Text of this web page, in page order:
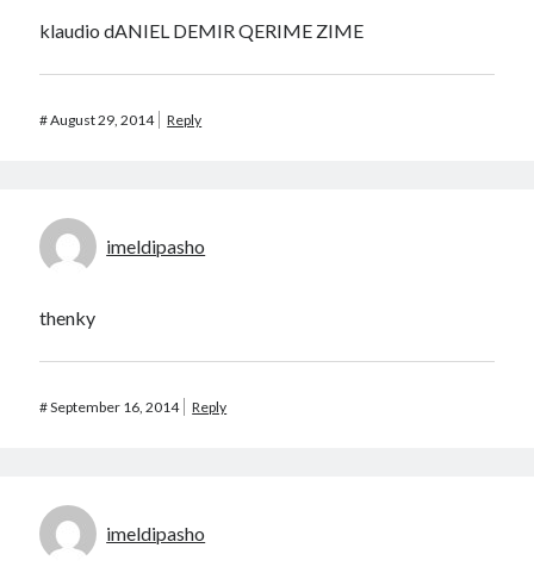
klaudio dANIEL DEMIR QERIME ZIME
#August 29, 2014 Reply
imeldipasho
thenky
#September 16, 2014 Reply
imeldipasho